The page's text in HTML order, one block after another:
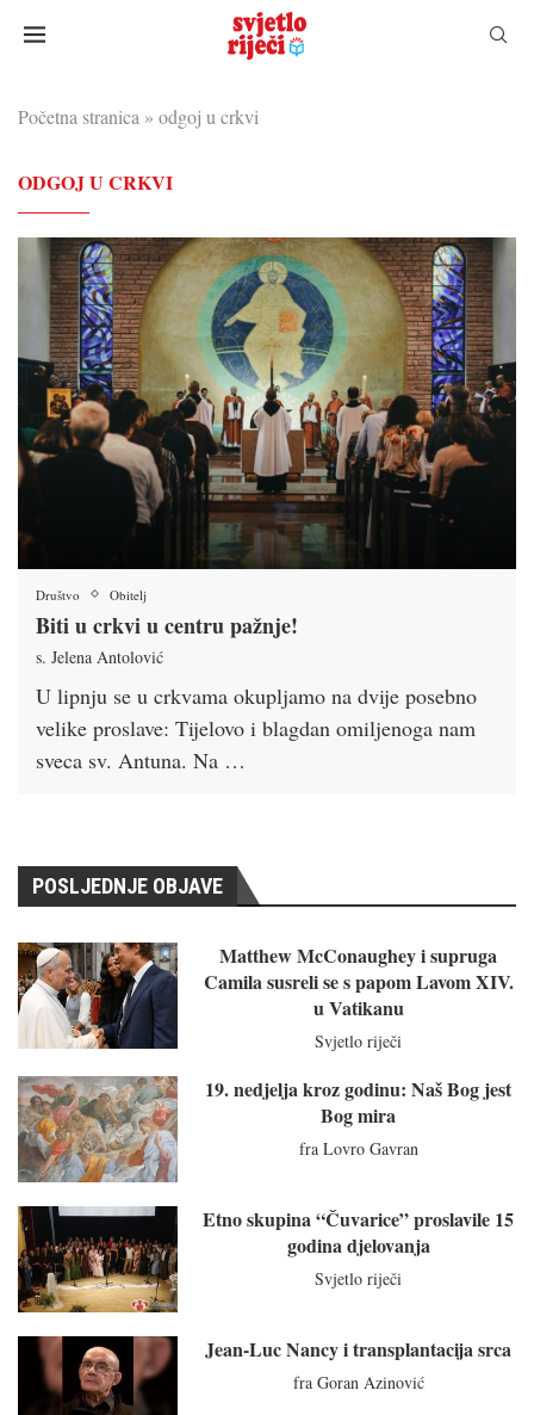
Početna stranica » odgoj u crkvi
ODGOJ U CRKVI
Društvo Obitelj
Biti u crkvi u centru pažnje!
s. Jelena Antolović
U lipnju se u crkvama okupljamo na dvije posebno
velike proslave: Tijelovo i blagdan omiljenoga nam
sveca sv. Antuna. Na …
POSLJEDNJE OBJAVE
Matthew McConaughey i supruga
Camila susreli se s papom Lavom XIV.
u Vatikanu
Svjetlo riječi
19. nedjelja kroz godinu: Naš Bog jest
Bog mira
fra Lovro Gavran
Etno skupina “Čuvarice” proslavile 15
godina djelovanja
Svjetlo riječi
Jean-Luc Nancy i transplantacija srca
fra Goran Azinović